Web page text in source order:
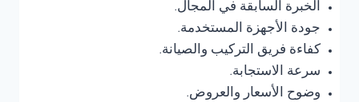
الخبرة السابقة في المجال.
جودة الأجهزة المستخدمة.
كفاءة فريق التركيب والصيانة.
سرعة الاستجابة.
وضوح الأسعار والعروض.